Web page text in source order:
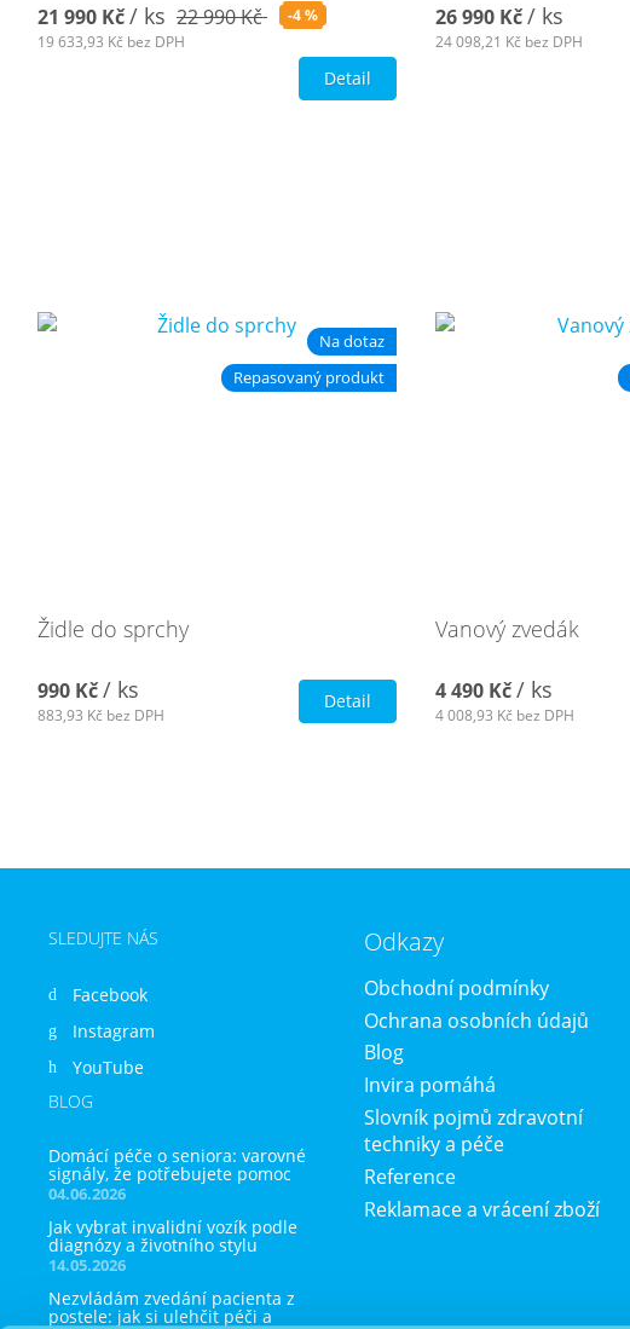
21 990 Kč/ ks 22 990 Kč
-4 %
19 633,93 Kč bez DPH
Detail
26 990 Kč / ks
24 098,21 Kč bez DPH
Na dotaz
Repasovaný produkt
Židle do sprchy
990 Kč/ ks
883,93 Kč bez DPH
Detail
Vanový zvedák
4 490 Kč / ks
4 008,93 Kč bez DPH
SLEDUJTE NÁS
Facebook
Instagram
YouTube
BLOG
04.06.2026
Domácí péče o seniora: varovné
signály, že potřebujete pomoc
14.05.2026
Jak vybrat invalidní vozík podle
diagnózy a životního stylu
Nezvládám zvedání pacienta z
postele: jak si ulehčit péči a
Odkazy
Obchodní podmínky
Ochrana osobních údajů
Blog
Invira pomáhá
Slovník pojmů zdravotní
techniky a péče
Reference
Reklamace a vrácení zboží